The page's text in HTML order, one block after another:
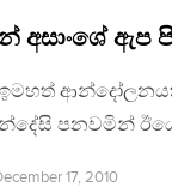
අසාංශේ
පනවමින් ඊයේ
17, 2010